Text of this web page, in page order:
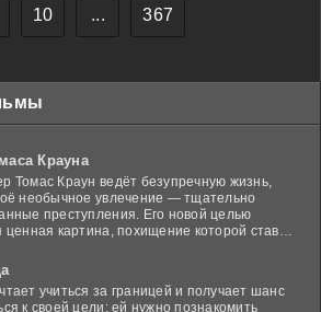
деталью.
10 ... 367
Крауна
Томас Краун ведёт безупречную жизнь,
необычное увлечение — тщательно
преступления. Его новой целью
ценная картина, похищение которой ставит
учиться за границей и получает шанс
к своей цели: ей нужно познакомить